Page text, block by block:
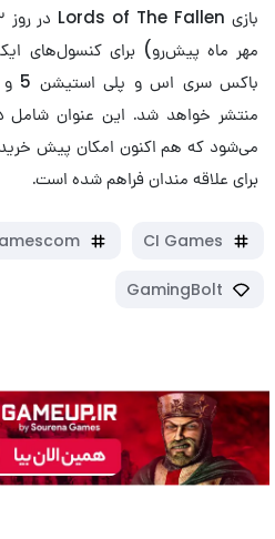
مهر ماه پیش‌رو)‌ برای کنسول‌های
منتشر خواهد شد. این عنوان شامل
می‌شود که هم اکنون امکان پیش
برای علاقه مندان فراهم شده است.
CI Games
GamingBolt